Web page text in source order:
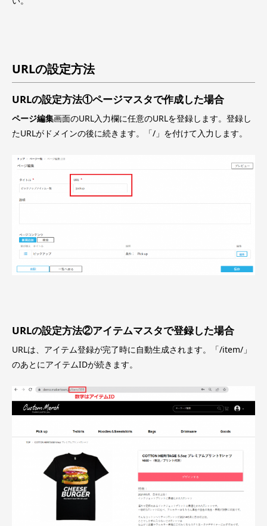
URLの設定方法
URLの設定方法①ページマスタで作成した場合
ページ編集画面のURL入力欄に任意のURLを登録します。登録し
たURLがドメインの後に続きます。「/」を付けて入力します。
URLの設定方法②アイテムマスタで登録した場合
URLは、アイテム登録が完了時に自動生成されます。「/item/」
のあとにアイテムIDが続きます。